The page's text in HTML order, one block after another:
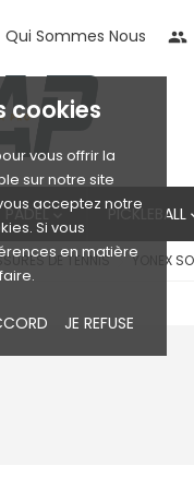
cookies
vous offrir la
sur notre site
acceptez notre
Si vous
en matière
JE REFUSE
Qui Sommes Nous people
PADEL PICKLEBALL
DE TENNIS YONEX